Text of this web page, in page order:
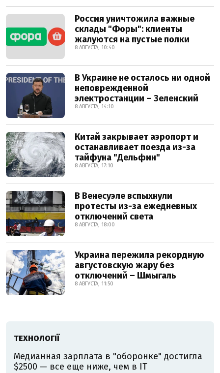
Россия уничтожила важные
склады "Форы": клиенты
жалуются на пустые полки
8 АВГУСТА, 10:40
В Украине не осталось ни одной
неповрежденной
электростанции – Зеленский
8 АВГУСТА, 14:10
Китай закрывает аэропорт и
останавливает поезда из-за
тайфуна "Дельфин"
8 АВГУСТА, 17:10
В Венесуэле вспыхнули
протесты из-за ежедневных
отключений света
8 АВГУСТА, 18:00
Украина пережила рекордную
августовскую жару без
отключений – Шмыгаль
8 АВГУСТА, 11:50
ТЕХНОЛОГІЇ
Медианная зарплата в "оборонке" достигла
$2500 — все еще ниже, чем в IT